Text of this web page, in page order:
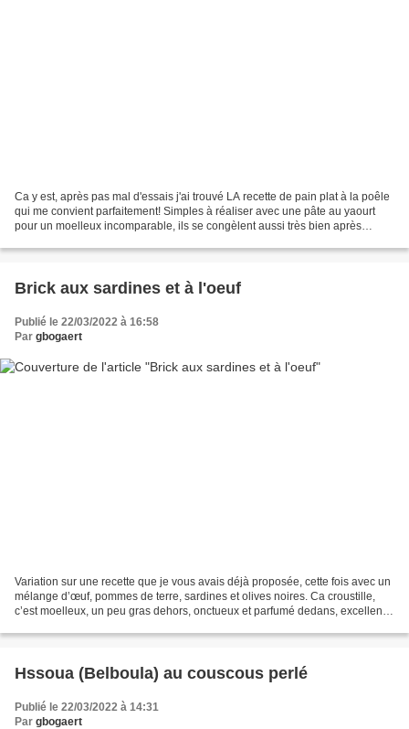
Ca y est, après pas mal d'essais j'ai trouvé LA recette de pain plat à la poêle
qui me convient parfaitement! Simples à réaliser avec une pâte au yaourt
pour un moelleux incomparable, ils se congèlent aussi très bien après
Brick aux sardines et à l'oeuf
Publié le 22/03/2022 à 16:58
Par gbogaert
Variation sur une recette que je vous avais déjà proposée, cette fois avec un
mélange d’œuf, pommes de terre, sardines et olives noires. Ca croustille,
c’est moelleux, un peu gras dehors, onctueux et parfumé dedans, excellent
Hssoua (Belboula) au couscous perlé
Publié le 22/03/2022 à 14:31
Par gbogaert